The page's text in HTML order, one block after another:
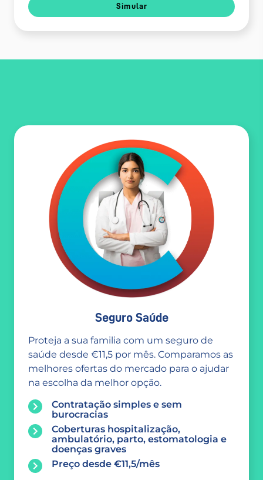
Simular
Seguro Saúde
Proteja a sua familia com um seguro de
saúde desde €11,5 por mês. Comparamos as
melhores ofertas do mercado para o ajudar
na escolha da melhor opção.
Contratação simples e sem
burocracias
Coberturas hospitalização,
ambulatório, parto, estomatologia e
doenças graves
Preço desde €11,5/mês